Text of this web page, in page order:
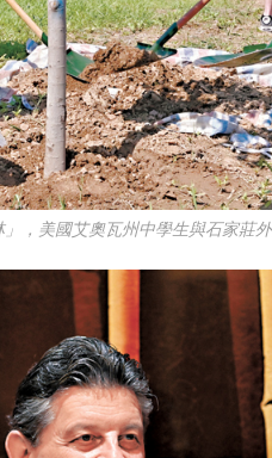
，美國艾奧瓦州中學生與石家莊